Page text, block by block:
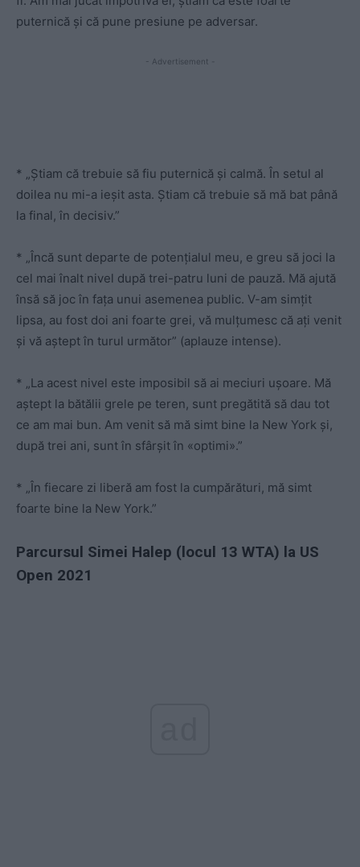
puternică și că pune presiune pe adversar.
- Advertisement -
* „Știam că trebuie să fiu puternică și calmă. În setul al
doilea nu mi-a ieșit asta. Știam că trebuie să mă bat până
la final, în decisiv.”
* „Încă sunt departe de potențialul meu, e greu să joci la
cel mai înalt nivel după trei-patru luni de pauză. Mă ajută
însă să joc în fața unui asemenea public. V-am simțit
lipsa, au fost doi ani foarte grei, vă mulțumesc că ați venit
și vă aștept în turul următor” (aplauze intense).
* „La acest nivel este imposibil să ai meciuri ușoare. Mă
aștept la bătălii grele pe teren, sunt pregătită să dau tot
ce am mai bun. Am venit să mă simt bine la New York și,
după trei ani, sunt în sfârșit în «optimi».”
* „În fiecare zi liberă am fost la cumpărături, mă simt
foarte bine la New York.”
Parcursul Simei Halep (locul 13 WTA) la US
Open 2021